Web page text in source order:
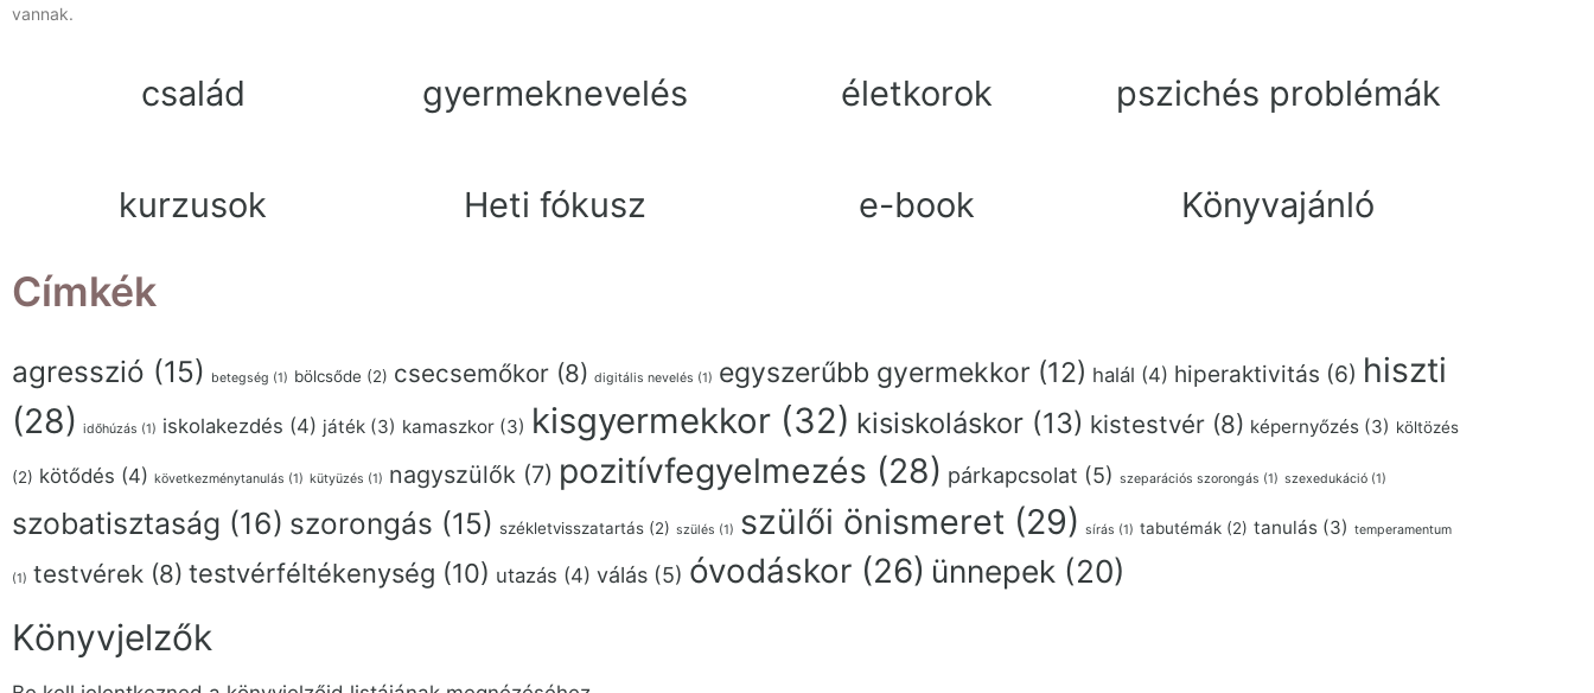
vannak.
család gyermeknevelés életkorok pszichés problémák
kurzusok Heti fókusz e-book Könyvajánló
Címkék
agresszió (15) betegség (1) bölcsőde (2) csecsemőkor (8) digitális nevelés (1) egyszerűbb gyermekkor (12) halál (4) hiperaktivitás (6) hiszti
(28) időhúzás (1) iskolakezdés (4) játék (3) kamaszkor (3) kisgyermekkor (32) kisiskoláskor (13) kistestvér (8) képernyőzés (3) költözés
(2) kötődés (4) következménytanulás (1) kütyüzés (1) nagyszülők (7) pozitívfegyelmezés (28) párkapcsolat (5) szeparációs szorongás (1) szexedukáció (1)
szobatisztaság (16) szorongás (15) székletvisszatartás (2) szülés (1) szülői önismeret (29) sírás (1) tabutémák (2) tanulás (3) temperamentum
(1) testvérek (8) testvérféltékenység (10) utazás (4) válás (5) óvodáskor (26) ünnepek (20)
Könyvjelzők